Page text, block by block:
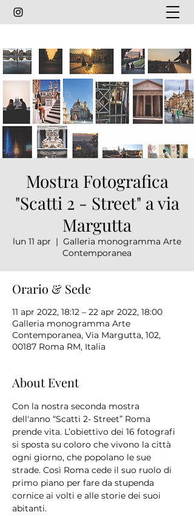
Mostra Fotografica
"Scatti 2 - Street" a via
Margutta
lun 11 apr
  |
Galleria monogramma Arte
Contemporanea
Orario & Sede
11 apr 2022, 18:12 – 22 apr 2022, 18:00
Galleria monogramma Arte
Contemporanea, Via Margutta, 102,
00187 Roma RM, Italia
About Event
Con la nostra seconda mostra
dell'anno “Scatti 2- Street” Roma
prende vita. L’obiettivo dei 16 fotografi
si sposta su coloro che vivono la città
ogni giorno, che popolano le sue
strade. Così Roma cede il suo ruolo di
primo piano per fare da stupenda
cornice ai volti e alle storie dei suoi